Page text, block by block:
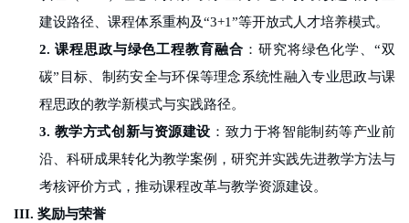
建设路径、课程体系重构及“3+1”等开放式人才培养模式。
2. 课程思政与绿色工程教育融合 ：研究将绿色化学、“双
碳” 目标、制药安全与环保等理念系统性融入专业思政与课
程思政的教学新模式与实践路径。
3. 教学方式创新与资源建设 ：致力于将智能制药等产业前
沿、科研成果转化为教学案例，研究并实践先进教学方法与
考核评价方式，推动课程改革与教学资源建设。
III. 奖励与荣誉